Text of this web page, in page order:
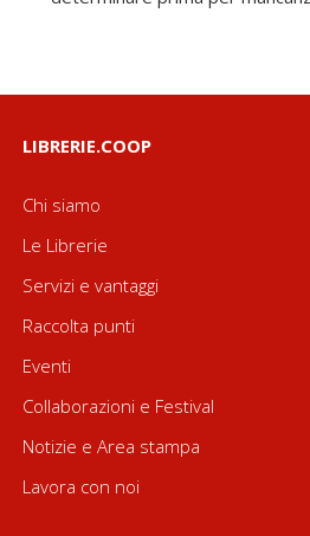
LIBRERIE.COOP
Chi siamo
Le Librerie
Servizi e vantaggi
Raccolta punti
Eventi
Collaborazioni e Festival
Notizie e Area stampa
Lavora con noi